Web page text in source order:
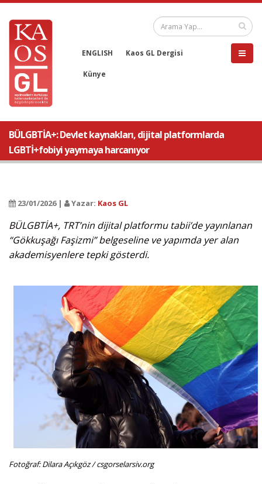
ENGLISH Kaos GL Dergisi
Künye
BÜLGBTİA+: Devlet kaynakları, dijital platformlarda
LGBTİ+fobiyi yaymaya harcanıyor
23/01/2026 | Yazar: Kaos GL
BÜLGBTİA+, TRT’nin dijital platformu tabii’de yayınlanan
“Gökkuşağı Faşizmi” belgeseline ve yapımda yer alan
akademisyenlere tepki gösterdi.
Fotoğraf: Dilara Açıkgöz / csgorselarsiv.org